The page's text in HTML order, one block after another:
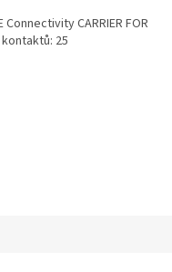
CARRIER FOR
kontaktů: 25